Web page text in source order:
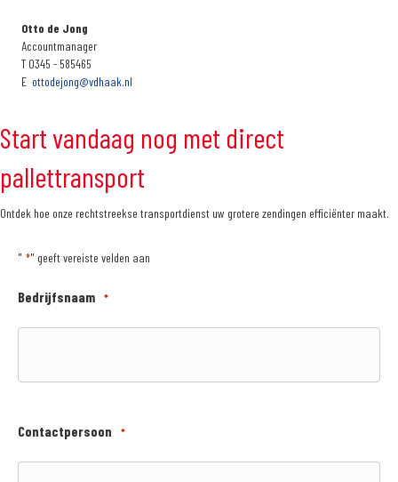
Otto de Jong
Accountmanager
T 0345 - 585465
E ottodejong@vdhaak.nl
Start vandaag nog met direct
pallettransport
Ontdek hoe onze rechtstreekse transportdienst uw grotere zendingen efficiënter maakt.
" *" geeft vereiste velden aan
Bedrijfsnaam *
Contactpersoon *